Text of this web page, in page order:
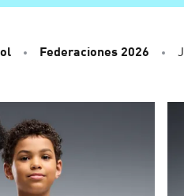
Federaciones 2026